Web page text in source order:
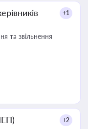
+1
та звільнення
+2